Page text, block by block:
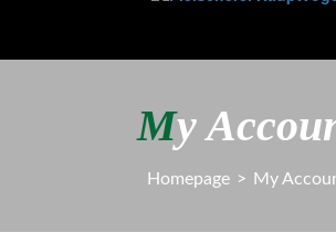
My
Homepage > My